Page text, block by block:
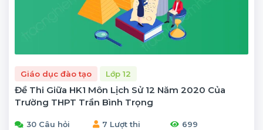
Giáo dục đào tạo Lớp 12
Đề Thi Giữa HK1 Môn Lịch Sử 12 Năm 2020 Của
Trường THPT Trần Bình Trọng
30 Câu hỏi 7 Lượt thi 699